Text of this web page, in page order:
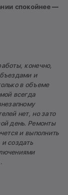
спокойнее —
конечно,
и
в объеме
всегда
нет, но зато
день. Ремонты
и выполнить
создать